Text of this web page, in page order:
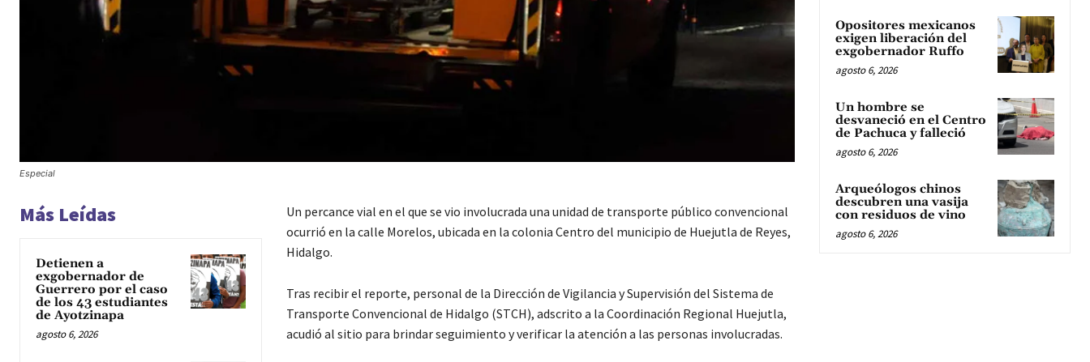
Especial
Más Leídas
Detienen a
exgobernador de
Guerrero por el caso
de los 43 estudiantes
de Ayotzinapa
agosto 6, 2026
Un percance vial en el que se vio involucrada una unidad de transporte público convencional
ocurrió en la calle Morelos, ubicada en la colonia Centro del municipio de Huejutla de Reyes,
Hidalgo.
Tras recibir el reporte, personal de la Dirección de Vigilancia y Supervisión del Sistema de
Transporte Convencional de Hidalgo (STCH), adscrito a la Coordinación Regional Huejutla,
acudió al sitio para brindar seguimiento y verificar la atención a las personas involucradas.
Opositores mexicanos
exigen liberación del
exgobernador Ruffo
agosto 6, 2026
Un hombre se
desvaneció en el Centro
de Pachuca y falleció
agosto 6, 2026
Arqueólogos chinos
descubren una vasija
con residuos de vino
agosto 6, 2026